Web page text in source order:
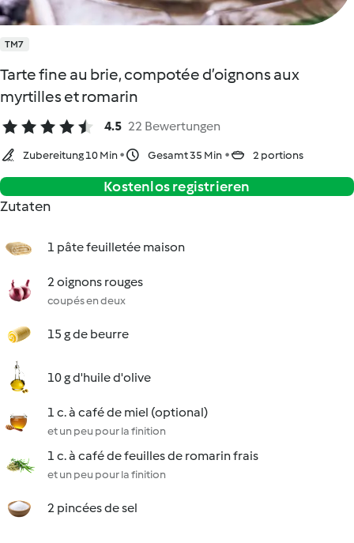
TM7
Tarte fine au brie, compotée d’oignons aux
myrtilles et romarin
4.5 22 Bewertungen
Zubereitung 10 Min Gesamt 35 Min 2 portions
Kostenlos registrieren
Zutaten
1 pâte feuilletée maison
2 oignons rouges
coupés en deux
15 g de beurre
10 g d'huile d'olive
1 c. à café de miel (optional)
et un peu pour la finition
1 c. à café de feuilles de romarin frais
et un peu pour la finition
2 pincées de sel